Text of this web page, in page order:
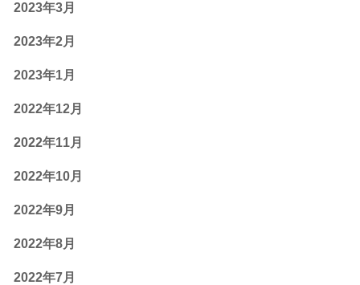
2023年3月
2023年2月
2023年1月
2022年12月
2022年11月
2022年10月
2022年9月
2022年8月
2022年7月